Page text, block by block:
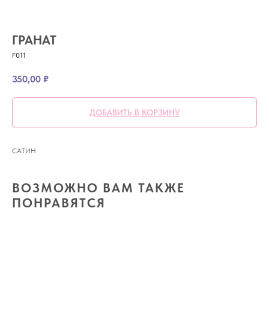
ГРАНАТ
F011
350,00 ₽
ДОБАВИТЬ В КОРЗИНУ
САТИН
ВОЗМОЖНО ВАМ ТАКЖЕ
ПОНРАВЯТСЯ